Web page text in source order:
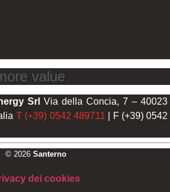
value
SrlVia della Concia, 7 – 40023
T (+39) 0542 489711 | F (+39) 0542
© 2026 Santerno
dei cookies